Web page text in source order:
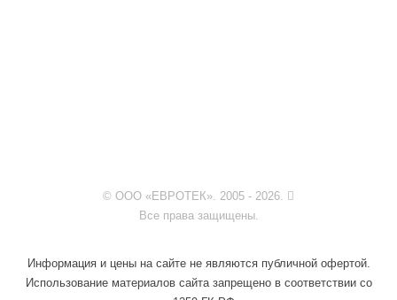
© ООО «ЕВРОТЕК». 2005 - 2026.
Все права защищены.
Информация и цены на сайте не являются публичной офертой.
Использование материалов сайта запрещено в соответствии со